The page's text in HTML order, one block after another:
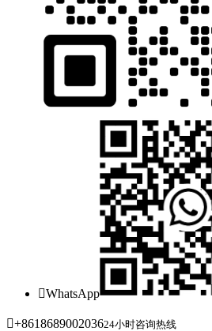
WhatsApp
+861868900203624小时咨询热线